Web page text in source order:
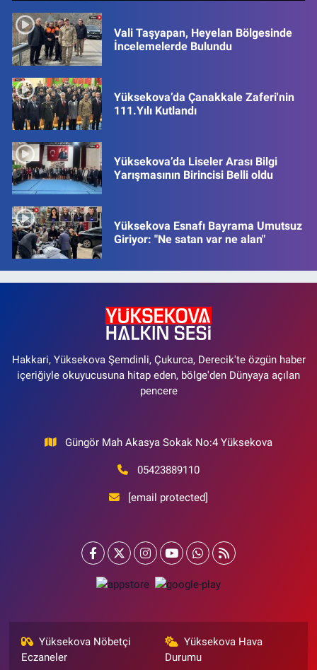
Vali Taşyapan, Heyelan Bölgesinde
İncelemelerde Bulundu
Yüksekova’da Çanakkale Zaferi'nin
111.Yılı Kutlandı
Yüksekova’da Liseler Arası Bilgi
Yarışmasının Birincisi Belli oldu
Yüksekova Esnafı Bayrama Umutsuz
Giriyor: "Ne satan var ne alan"
Hakkari, Yüksekova Şemdinli, Çukurca, Derecik'te özgün haber
içeriğiyle okuyucusuna hitap eden, bölge'den Dünyaya açılan
pencere
Güngör Mah Akasya Sokak No:4 Yüksekova
05423889110
[email protected]
Yüksekova Nöbetçi
Eczaneler
Yüksekova Hava
Durumu